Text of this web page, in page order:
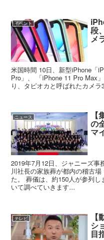
イベント
段
メ
米国時間 10日、新型iPhone「
Pro」、 「iPhone 11 Pro Max
り、タピオカと呼ばれたカメ
ニュース
の
マ
2019年7月12日、ジャニーズ事
川社長の家族葬が都内の稽古
た。 葬儀は、約150人が参列
いて調べていきます...
テレビ
シ
目